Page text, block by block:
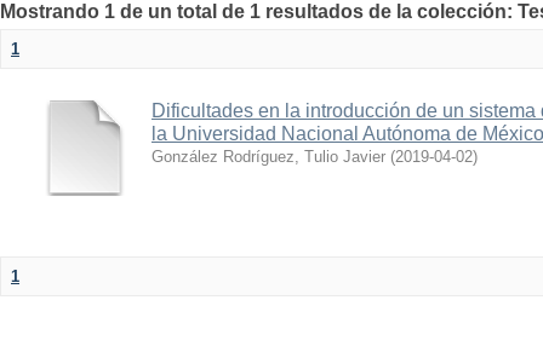
Mostrando 1 de un total de 1 resultados de la colección:
1
Dificultades en la introducción de un
la Universidad Nacional Autónoma de
González Rodríguez, Tulio Javier (2019-04-02)
1